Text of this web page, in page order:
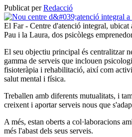
Publicat perRedacció
El Far - Centre d'atenció integral, ubicat
Pau i la Laura, dos psicòlegs
El seu objectiu principal és centralitzar
gamma de serveis que inclouen
fisioteràpia i rehabilitació, així com
salut mental i física.
Treballen amb diferents mutualitats, i
creixent i aportar serveis nous que
A més, estan oberts a col·laboracions
més l'abast dels seus serveis.